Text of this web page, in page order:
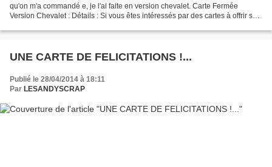
qu'on m'a commandé e, je l'ai faite en version chevalet. Carte Fermée
Version Chevalet : Détails : Si vous êtes intéressés par des cartes à offrir sur
UNE CARTE DE FELICITATIONS !...
Publié le 28/04/2014 à 18:11
Par LESANDYSCRAP